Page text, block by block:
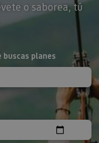
o saborea, tú
planes